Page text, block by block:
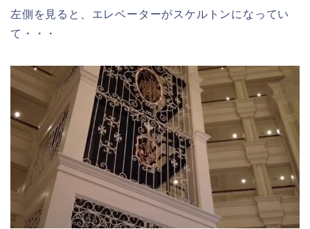
左側を見ると、エレベーターがスケルトンになってい
て・・・